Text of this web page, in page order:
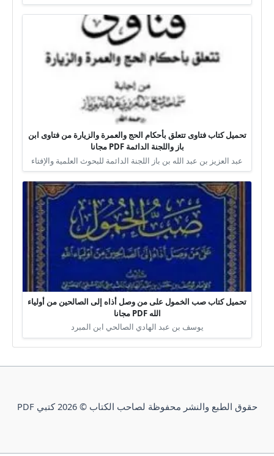
تحميل كتاب فتاوى تتعلق بأحكام الحج والعمرة والزيارة من فتاوى ابن
باز واللجنة الدائمة PDF مجانا
عبد العزيز بن عبد الله بن باز اللجنة الدائمة للبحوث العلمية والإفتاء
تحميل كتاب صب الخمول على من وصل أذاه إلى الصالحين من أولياء
الله PDF مجانا
يوسف بن عبد الهادي الصالحي ابن المبرد
حقوق الطبع والنشر محفوظة لصاحب الكتاب © 2026 كتبي PDF